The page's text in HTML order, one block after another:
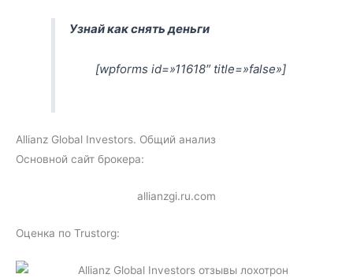
Узнай как снять деньги
[wpforms id=»11618″ title=»false»]
Allianz Global Investors. Общий анализ
Основной сайт брокера:
allianzgi.ru.com
Оценка по Trustorg: